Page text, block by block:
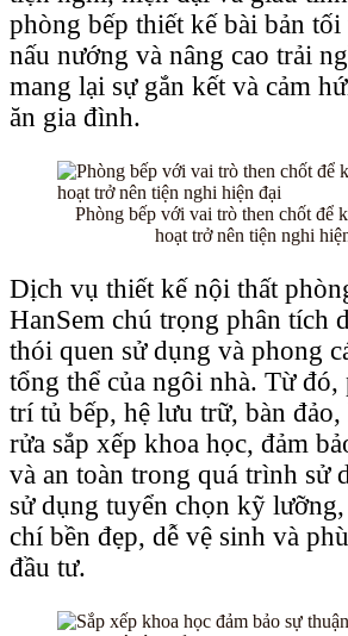
phòng bếp thiết kế bài bản
nấu nướng và nâng cao trải
mang lại sự gắn kết và cảm
ăn gia đình.
Phòng bếp với vai trò then chốt để
hoạt trở nên tiện nghi
Dịch vụ thiết kế nội thất
HanSem chú trọng phân tích
thói quen sử dụng và phong
tổng thể của ngôi nhà. Từ đó,
trí tủ bếp, hệ lưu trữ, bàn
rửa sắp xếp khoa học, đảm
và an toàn trong quá trình sử
sử dụng tuyển chọn kỹ
chí bền đẹp, dễ vệ sinh và
đầu tư.